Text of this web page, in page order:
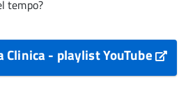
tempo?
Clinica - playlist YouTube